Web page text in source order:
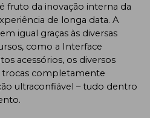
é fruto da inovação interna da
de longa data. A
igual graças às diversas
como a Interface
acessórios, os diversos
trocas completamente
ultraconfiável – tudo dentro